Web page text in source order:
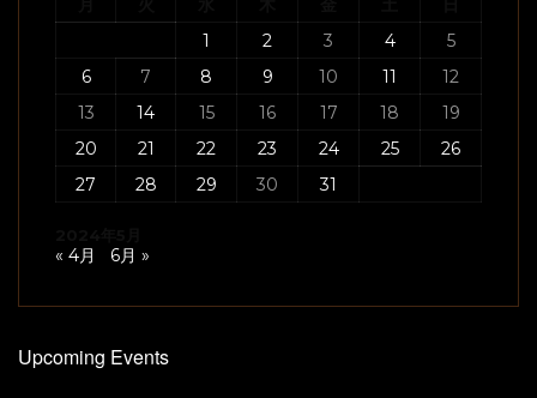
1
2 3 4
5
6
7 8 9 10 11
12
13
14 15 16 17 18
19
20
21 22 23 24 25
26
27
28 29 30 31
« 4月 6月 »
Upcoming Events